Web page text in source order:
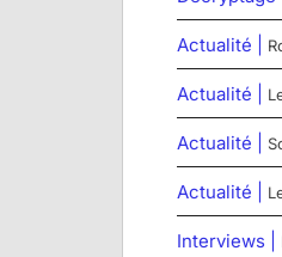
Actualité |
Actualité |
Actualité |
Actualité |
Interviews |